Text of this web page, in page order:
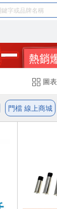
圖表
門檔 線上商城